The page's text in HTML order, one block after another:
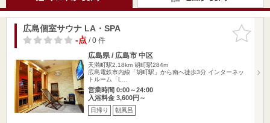
お気に入
りに追加
広島個室サウナ LA・SPA
-点/ 0 件
広島県 / 広島市 中区
天満町駅2.18km 胡町駅284m
広島電鉄市内線「胡町駅」から南へ徒歩3分 インターネッ
トルーム「L…
営業時間 0:00～24:00
入浴料金 3,600円～
日帰り 朝風呂